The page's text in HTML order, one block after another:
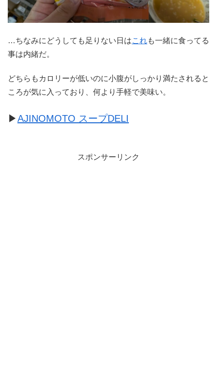
…ちなみにどうしても足りない日はこれも一緒に食ってる
事は内緒だ。
どちらもカロリーが低いのに小腹がしっかり満たされると
ころが気に入っており、何より手軽で美味い。
▶AJINOMOTO スープDELI
スポンサーリンク